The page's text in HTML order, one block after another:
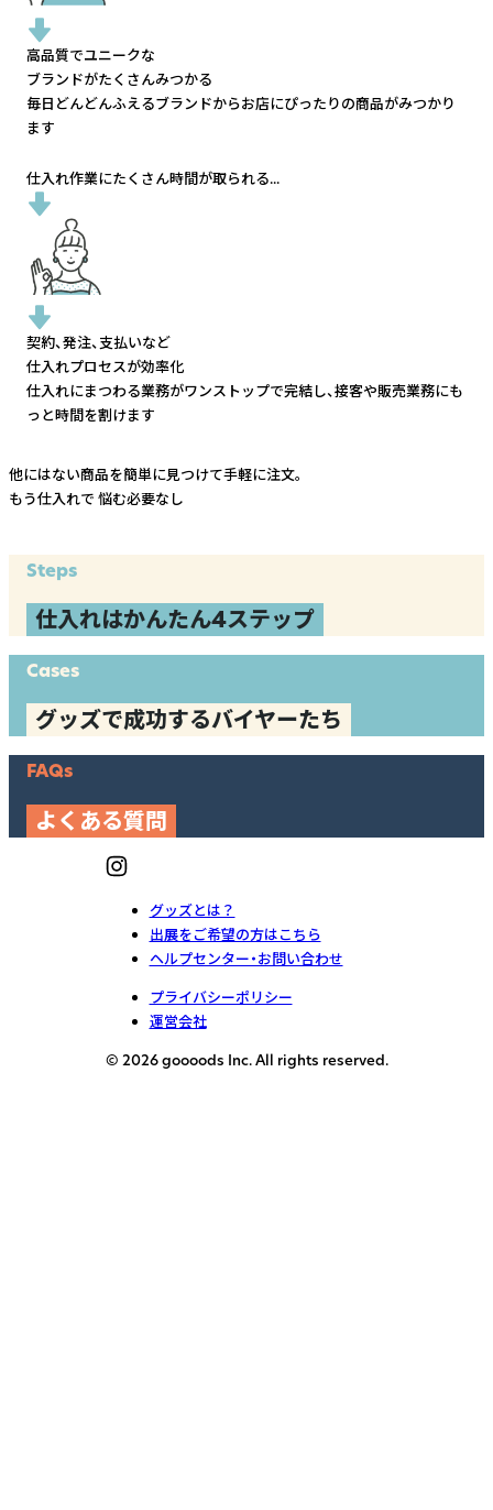
高品質でユニークな
ブランドがたくさんみつかる
毎日どんどんふえるブランドからお店にぴったりの商品がみつかり
ます
仕入れ作業にたくさん時間が取られる...
契約、発注、支払いなど
仕入れプロセスが効率化
仕入れにまつわる業務がワンストップで完結し、接客や販売業務にも
っと時間を割けます
他にはない商品を簡単に見つけて手軽に注文。
もう仕入れで 悩む必要なし
Steps
仕入れはかんたん4ステップ
Cases
グッズで成功するバイヤーたち
FAQs
よくある質問
グッズとは？
出展をご希望の方はこちら
ヘルプセンター・お問い合わせ
プライバシーポリシー
運営会社
© 2026 goooods Inc. All rights reserved.